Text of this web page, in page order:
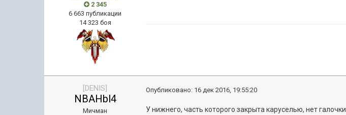
2 345
6 663 публикации
14 323 боя
[DENIS]
NBAHbl4
Мичман
Опубликовано: 16 дек 2016, 19:55:20
У нижнего, часть которого закрыта каруселью, нет галочки.